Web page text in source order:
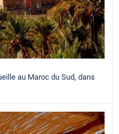
au Maroc du Sud, dans